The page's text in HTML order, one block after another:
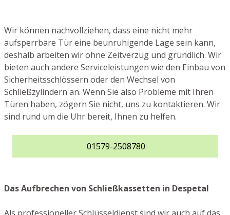
Wir können nachvollziehen, dass eine nicht mehr
aufsperrbare Tür eine beunruhigende Lage sein kann,
deshalb arbeiten wir ohne Zeitverzug und gründlich. Wir
bieten auch andere Serviceleistungen wie den Einbau von
Sicherheitsschlössern oder den Wechsel von
Schließzylindern an. Wenn Sie also Probleme mit Ihren
Türen haben, zögern Sie nicht, uns zu kontaktieren. Wir
sind rund um die Uhr bereit, Ihnen zu helfen.
01579-2508780
Das Aufbrechen von Schließkassetten in Despetal